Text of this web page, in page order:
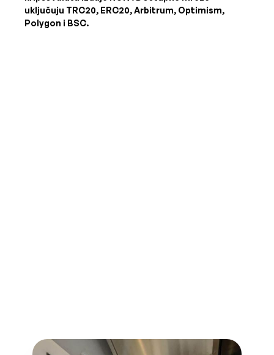
uključuju TRC20, ERC20, Arbitrum, Optimism,
Polygon i BSC.